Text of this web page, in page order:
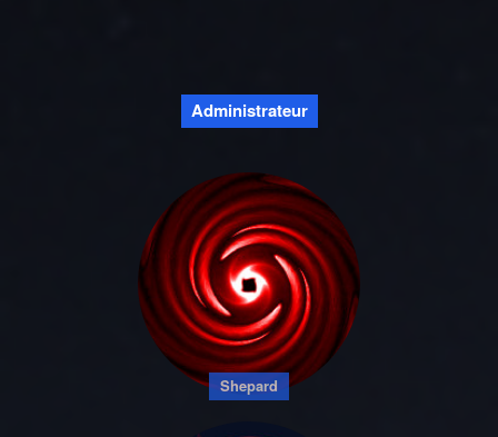
Administrateur
Shepard